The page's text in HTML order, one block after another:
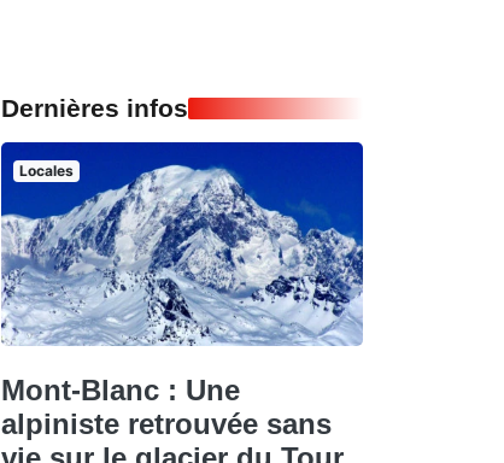
Dernières infos
Locales
Mont-Blanc : Une
alpiniste retrouvée sans